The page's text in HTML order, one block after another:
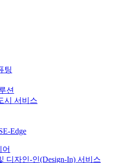
팅
션
시 서비스
Edge
디자인-인(Design-In) 서비스